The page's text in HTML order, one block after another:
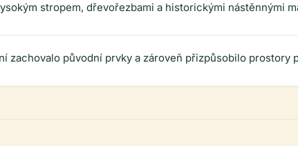
stropem, dřevořezbami a historickými nástěnnými
zachovalo původní prvky a zároveň přizpůsobilo prostory